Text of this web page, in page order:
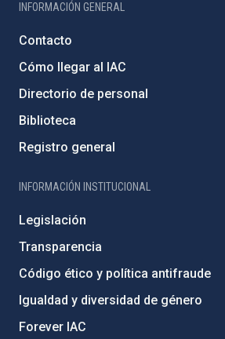
INFORMACIÓN GENERAL
Contacto
Cómo llegar al IAC
Directorio de personal
Biblioteca
Registro general
INFORMACIÓN INSTITUCIONAL
Legislación
Transparencia
Código ético y política antifraude
Igualdad y diversidad de género
Forever IAC